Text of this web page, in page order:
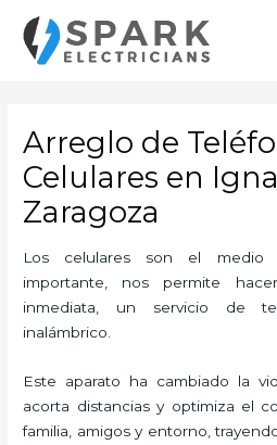
contenido
Arreglo de
Celulares en
Zaragoza
Los celulares son el medio
importante, nos permite
inmediata, un servicio de
inalámbrico.
Este aparato ha cambiado la
acorta distancias y optimiza el
familia, amigos y entorno,